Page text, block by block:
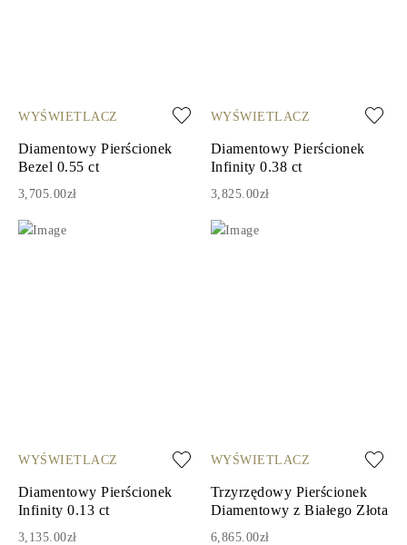
WYŚWIETLACZ
Diamentowy Pierścionek
Bezel 0.55 ct
3,705.00zł
WYŚWIETLACZ
Diamentowy Pierścionek
Infinity 0.38 ct
3,825.00zł
WYŚWIETLACZ
Diamentowy Pierścionek
Infinity 0.13 ct
3,135.00zł
WYŚWIETLACZ
Trzyrzędowy Pierścionek
Diamentowy z Białego Złota
6,865.00zł